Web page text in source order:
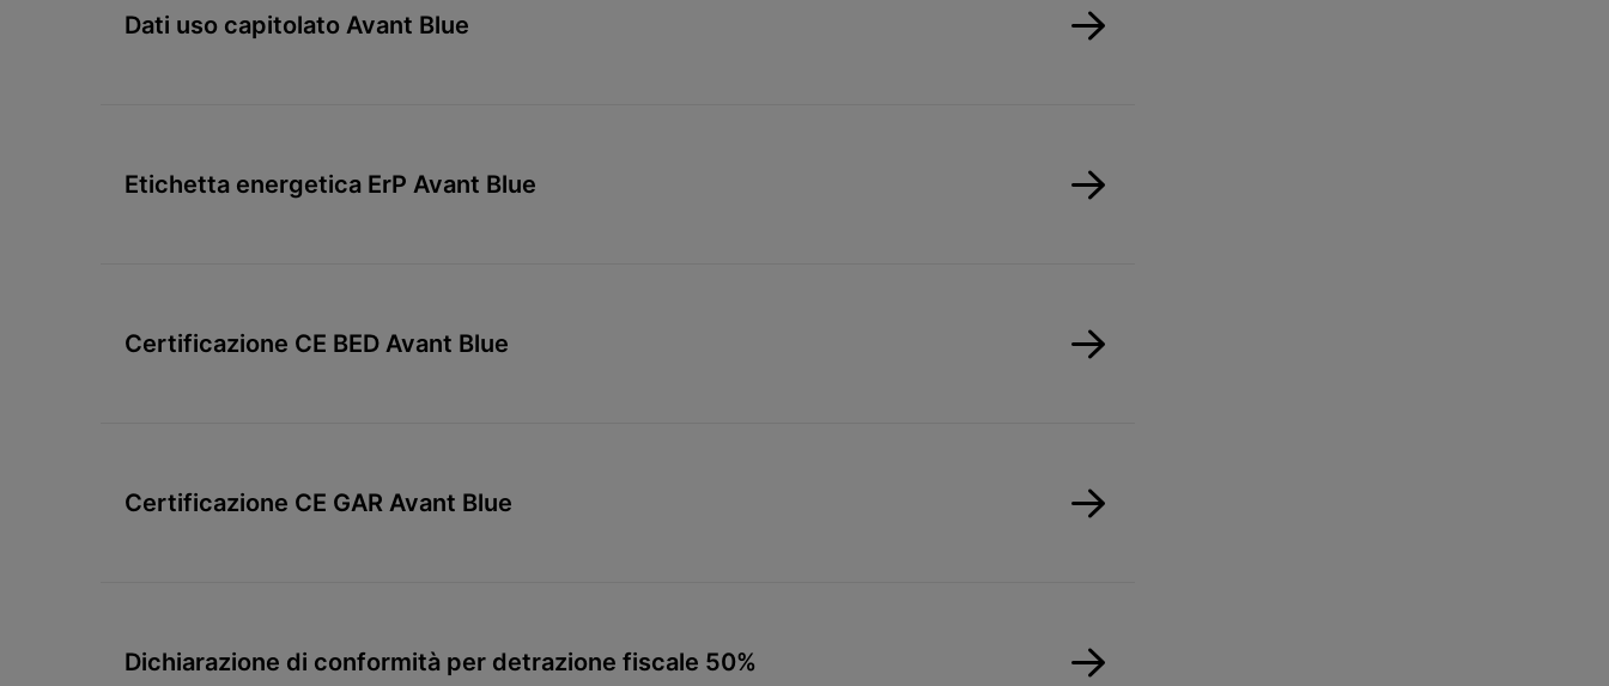
Dati uso capitolato Avant Blue
Etichetta energetica ErP Avant Blue
Certificazione CE BED Avant Blue
Certificazione CE GAR Avant Blue
Dichiarazione di conformità per detrazione fiscale 50%